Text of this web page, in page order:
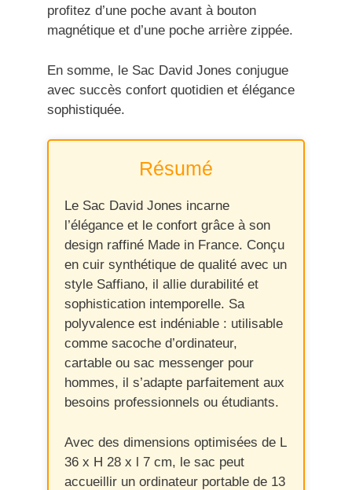
profitez d’une poche avant à bouton
magnétique et d’une poche arrière zippée.
En somme, le Sac David Jones conjugue
avec succès confort quotidien et élégance
sophistiquée.
Résumé
Le Sac David Jones incarne
l’élégance et le confort grâce à son
design raffiné Made in France. Conçu
en cuir synthétique de qualité avec un
style Saffiano, il allie durabilité et
sophistication intemporelle. Sa
polyvalence est indéniable : utilisable
comme sacoche d’ordinateur,
cartable ou sac messenger pour
hommes, il s’adapte parfaitement aux
besoins professionnels ou étudiants.
Avec des dimensions optimisées de L
36 x H 28 x l 7 cm, le sac peut
accueillir un ordinateur portable de 13